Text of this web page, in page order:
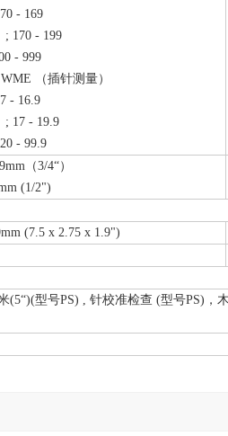
- 169
; 170 - 199
- 999
（插针测量）
- 16.9
; 17 - 19.9
- 99.9
（3/4“）
(1/2")
(7.5 x 2.75 x 1.9")
(5“)(型号PS) , 针校准检查 (型号PS)，